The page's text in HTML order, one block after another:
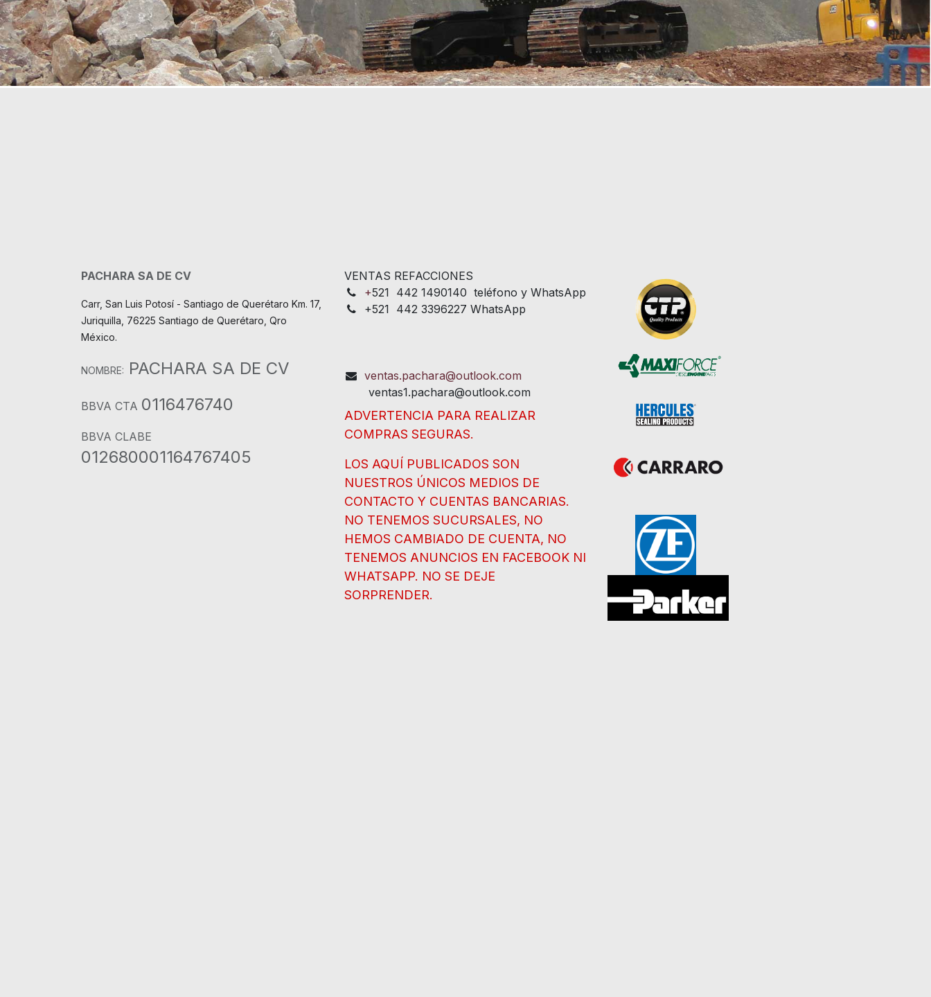
PACHARA SA DE CV
Carr, San Luis Potosí - Santiago de Querétaro Km. 17,
Juriquilla, 76225 Santiago de Querétaro, Qro
México.
NOMBRE: PACHARA SA DE CV
BBVA CTA 0116476740
BBVA CLABE
012680001164767405
VENTAS REFACCIONES
+521 442 1490140 teléfono y WhatsApp
+521 442 3396227 WhatsApp
ventas.pachara@outlook.com
ventas1.pachara@outlook.com
ADVERTENCIA PARA REALIZAR
COMPRAS SEGURAS.
LOS AQUÍ PUBLICADOS SON
NUESTROS ÚNICOS MEDIOS DE
CONTACTO Y CUENTAS BANCARIAS.
NO TENEMOS SUCURSALES, NO
HEMOS CAMBIADO DE CUENTA, NO
TENEMOS ANUNCIOS EN FACEBOOK NI
WHATSAPP. NO SE DEJE
SORPRENDER.